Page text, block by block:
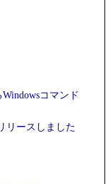
コマンド
リースしました